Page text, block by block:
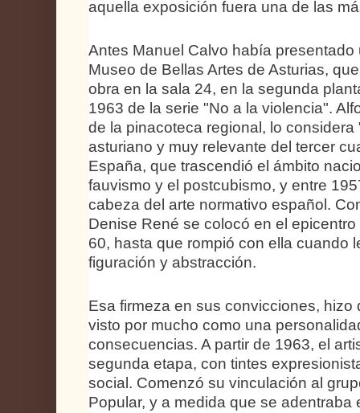
aquella exposición fuera una de las
Antes Manuel Calvo había
Museo de Bellas Artes de Asturias,
obra en la sala 24, en la segunda
1963 de la serie "No a la violencia".
de la pinacoteca regional, lo
asturiano y muy relevante del tercer
España, que trascendió el ámbito
fauvismo y el postcubismo, y entre
cabeza del arte normativo español.
Denise René se colocó en el
60, hasta que rompió con ella cuando
figuración y abstracción.
Esa firmeza en sus convicciones, hizo
visto por mucho como una
consecuencias. A partir de 1963, el
segunda etapa, con tintes
social. Comenzó su vinculación al
Popular, y a medida que se adentraba